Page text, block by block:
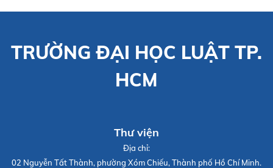
TRƯỜNG ĐẠI HỌC LUẬT TP.
HCM
Thư viện
Địa chỉ:
02 Nguyễn Tất Thành, phường Xóm Chiếu, Thành phố Hồ Chí Minh.